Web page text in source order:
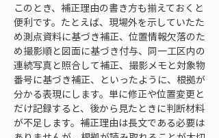
このとき、補正理由の書き方も揃えておくと
便利です。たとえば、現場外を示していたた
め測点資料に基づき補正、位置情報欠落のた
め撮影順と図面に基づき付与、同一工区内の
連続写真と照合して補正、撮影メモと対象物
番号に基づき補正、といったように、根拠が
分かる表現にします。単に修正や位置変更と
だけ記録すると、後から見たときに判断材料
が不足します。補正理由は長文である必要は